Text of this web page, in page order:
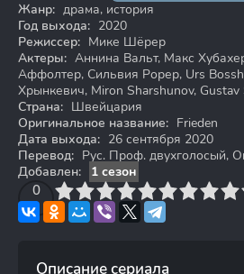
Жанр: драма, история
Год выхода: 2020
Режиссер: Мике Шёрер
Актеры: Аннина Вальт, Макс
Аффолтер, Сильвия Рорер, Urs
Хрынкевич, Miron Sharshunov, Gustav
Страна: Швейцария
Оригинальное название: Frieden
Дата выхода: 26 сентября 2020
Перевод: Рус. Проф. двухголосый,
Добавлен:
1 сезон
0
4 6 7 8 9 10
Описание сериала